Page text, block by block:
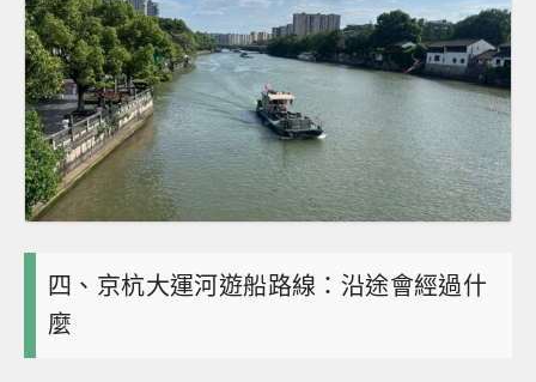
四、京杭大運河遊船路線：沿途會經過什
麼